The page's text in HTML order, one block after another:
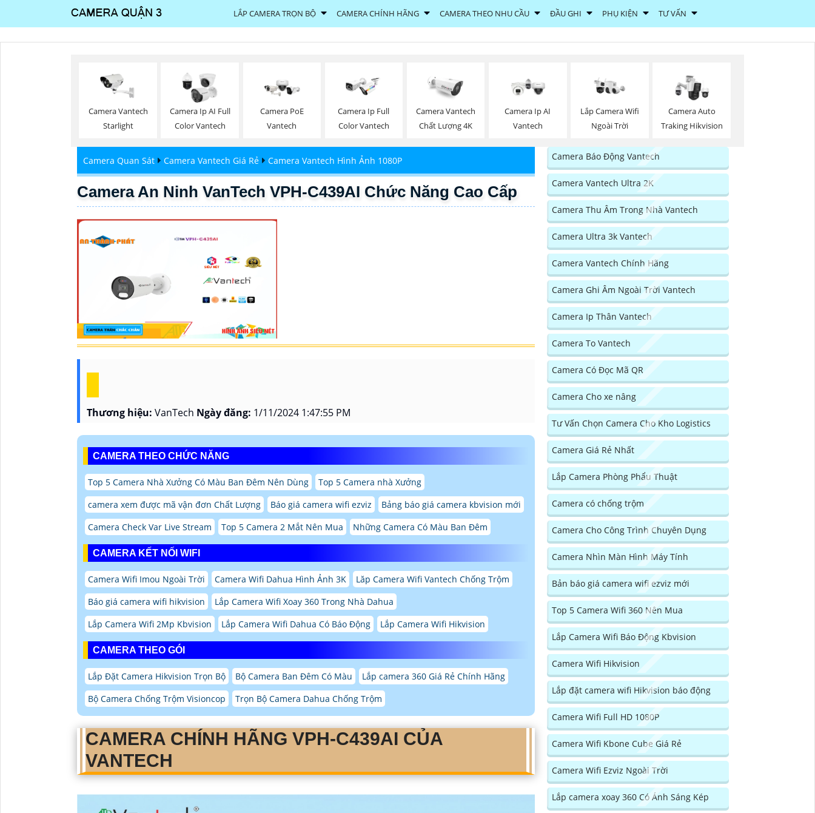
LẮP CAMERA TRỌN BỘ CAMERA CHÍNH HÃNG CAMERA THEO NHU CẦU ĐẦU GHI PHỤ KIỆN TƯ VẤN
Camera Vantech
Starlight
Camera Ip AI Full
Color Vantech
Camera PoE
Vantech
Camera Ip Full
Color Vantech
Camera Vantech
Chất Lượng 4K
Camera Ip AI
Vantech
Lắp Camera Wifi
Ngoài Trời
Camera Auto
Traking Hikvision
Camera Quan Sát Camera Vantech Giá Rẻ Camera Vantech Hình Ảnh 1080P
Camera An Ninh VanTech VPH-C439AI Chức Năng Cao Cấp
Thương hiệu: VanTech Ngày đăng: 1/11/2024 1:47:55 PM
CAMERA THEO CHỨC NĂNG
Top 5 Camera Nhà Xưởng Có Màu Ban Đêm Nên Dùng
Top 5 Camera nhà Xưởng
camera xem được mã vận đơn Chất Lượng
Báo giá camera wifi ezviz
Bảng báo giá camera kbvision mới
Camera Check Var Live Stream
Top 5 Camera 2 Mắt Nên Mua Những Camera Có Màu Ban Đêm
CAMERA KẾT NỐI WIFI
Camera Wifi Imou Ngoài Trời Camera Wifi Dahua Hình Ảnh 3K
Lăp Camera Wifi Vantech Chống Trộm
Báo giá camera wifi hikvision
Lắp Camera Wifi Xoay 360 Trong Nhà Dahua
Lắp Camera Wifi 2Mp Kbvision
Lắp Camera Wifi Dahua Có Báo Động Lắp Camera Wifi Hikvision
CAMERA THEO GÓI
Lắp Đặt Camera Hikvision Trọn Bộ Bộ Camera Ban Đêm Có Màu
Lắp camera 360 Giá Rẻ Chính Hãng
Bộ Camera Chống Trộm Visioncop
Trọn Bộ Camera Dahua Chống Trộm
CAMERA CHÍNH HÃNG VPH-C439AI CỦA
VANTECH
Camera Báo Động Vantech
Camera Vantech Ultra 2K
Camera Thu Âm Trong Nhà Vantech
Camera Ultra 3k Vantech
Camera Vantech Chính Hãng
Camera Ghi Âm Ngoài Trời Vantech
Camera Ip Thân Vantech
Camera To Vantech
Camera Có Đọc Mã QR
Camera Cho xe nâng
Tư Vấn Chọn Camera Cho Kho Logistics
Camera Giá Rẻ Nhất
Lắp Camera Phòng Phẩu Thuật
Camera có chống trộm
Camera Cho Công Trình Chuyên Dụng
Camera Nhìn Màn Hình Máy Tính
Bản báo giá camera wifi ezviz mới
Top 5 Camera Wifi 360 Nên Mua
Lắp Camera Wifi Báo Động Kbvision
Camera Wifi Hikvision
Lắp đặt camera wifi Hikvision báo động
Camera Wifi Full HD 1080P
Camera Wifi Kbone Cube Giá Rẻ
Camera Wifi Ezviz Ngoài Trời
Lắp camera xoay 360 Có Ánh Sáng Kép